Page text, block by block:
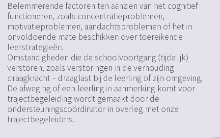
Belemmerende factoren ten aanzien van het cognitief
functioneren, zoals concentratieproblemen,
motivatieproblemen, aandachtsproblemen of het in
onvoldoende mate beschikken over toereikende
leerstrategieën.
Omstandigheden die de schoolvoortgang (tijdelijk)
verstoren, zoals verstoringen in de verhouding
draagkracht – draaglast bij de leerling of zijn omgeving.
De afweging of een leerling in aanmerking komt voor
trajectbegeleiding wordt gemaakt door de
ondersteuningscoördinator in overleg met onze
trajectbegeleiders.